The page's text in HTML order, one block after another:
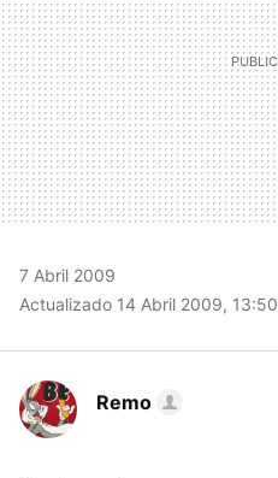
7 Abril 2009
Actualizado 14 Abril 2009, 13:50
Remo